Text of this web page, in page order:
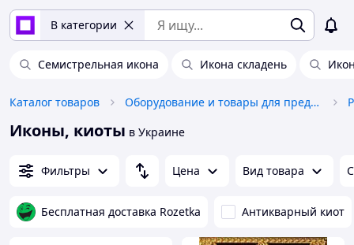
В категории
Семистрельная икона Икона складень
Каталог товаров Оборудование и товары для предоставления услуг
Иконы, киоты в Украине
Фильтры Цена Вид товара
Бесплатная доставка Rozetka Антикварный киот